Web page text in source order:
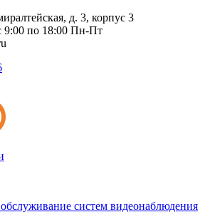
д. 3, корпус 3
9:00 по 18:00 Пн-Пт
систем видеонаблюдения